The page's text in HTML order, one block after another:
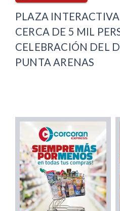
PLAZA
CERCA DE 5 MIL
CELEBRACIÓN DEL
PUNTA ARENAS